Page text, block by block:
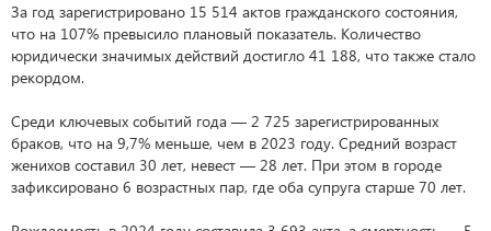
За год зарегистрировано 15 514 актов гражданского состояния,
что на 107% превысило плановый показатель. Количество
юридически значимых действий достигло 41 188, что также стало
рекордом.
Среди ключевых событий года — 2 725 зарегистрированных
браков, что на 9,7% меньше, чем в 2023 году. Средний возраст
женихов составил 30 лет, невест — 28 лет. При этом в городе
зафиксировано 6 возрастных пар, где оба супруга старше 70 лет.